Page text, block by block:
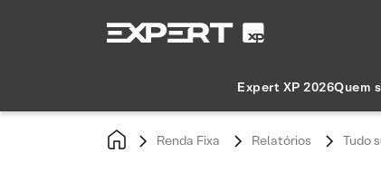
Expert XP 2026Quem
Renda Fixa Relatórios Tudo